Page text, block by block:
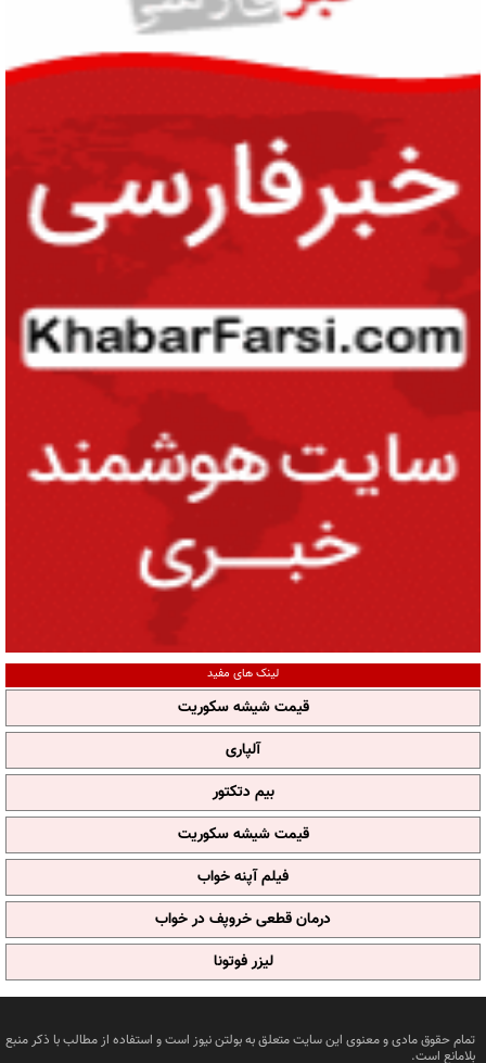
لینک های مفید
قیمت شیشه سکوریت
آلپاری
بیم دتکتور
قیمت شیشه سکوریت
فیلم آپنه خواب
درمان قطعی خروپف در خواب
لیزر فوتونا
تمام حقوق مادی و معنوی این سایت متعلق به بولتن نیوز است و استفاده از مطالب با ذکر منبع
بلامانع است.